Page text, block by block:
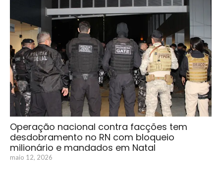
Operação nacional contra facções tem
desdobramento no RN com bloqueio
milionário e mandados em Natal
maio 12, 2026